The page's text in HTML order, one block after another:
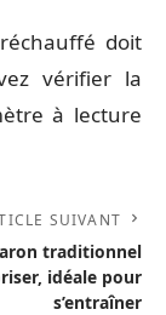
doit
vérifier la
à lecture
SUIVANT
traditionnel
idéale pour
s’entraîner